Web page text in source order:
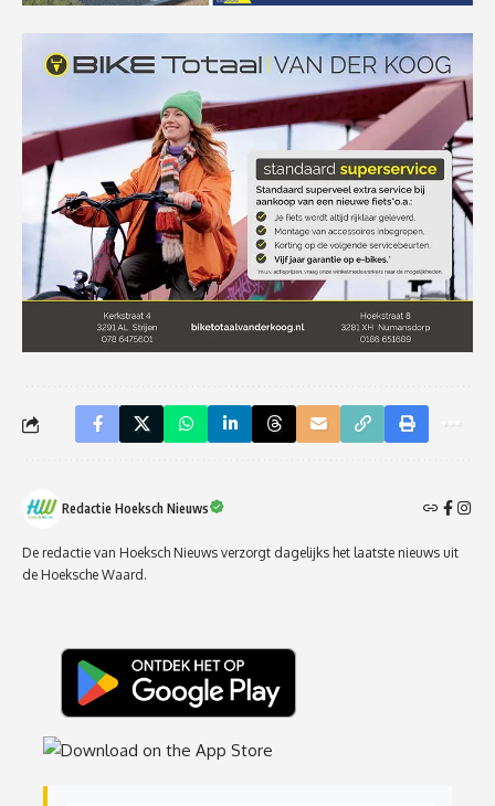
Redactie Hoeksch Nieuws
De redactie van Hoeksch Nieuws verzorgt dagelijks het laatste nieuws uit
de Hoeksche Waard.